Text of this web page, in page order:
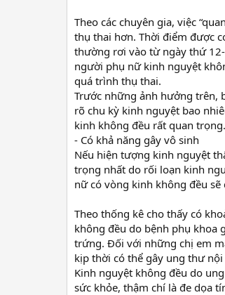
Theo các chuyên gia, việc
thụ thai hơn. Thời điểm được
thường rơi vào từ ngày thứ
người phụ nữ kinh nguyệt
quá trình thụ thai.
Trước những ảnh hưởng trên,
rõ chu kỳ kinh nguyệt bao
kinh không đều rất quan trọng.
- Có khả năng gây vô sinh
Nếu hiện tượng kinh nguyệt
trọng nhất do rối loạn kinh
nữ có vòng kinh không đều
Theo thống kê cho thấy có
không đều do bệnh phụ khoa
trứng. Đối với những chị em
kịp thời có thể gây ung thư
Kinh nguyệt không đều do
sức khỏe, thậm chí là đe dọa